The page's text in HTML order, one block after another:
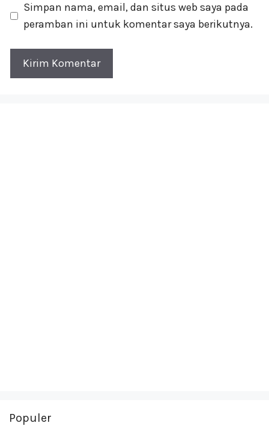
Simpan nama, email, dan situs web saya pada
peramban ini untuk komentar saya berikutnya.
Populer